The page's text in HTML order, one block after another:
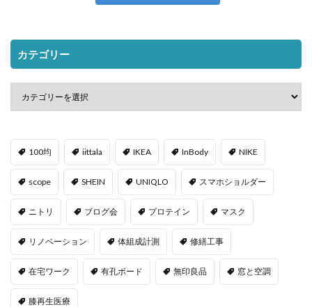
カテゴリー
100均 iittala IKEA InBody NIKE
scope SHEIN UNIQLO スマホショルダー
ニトリ ブログ会 プロテイン マスク
リノベーション 体組成計測 修繕工事
在宅ワーク 有孔ボード 無印良品 窓と空調
膝再生医療